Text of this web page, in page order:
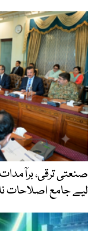
صنعتی ترقی،
لیے جامع اصلاحات